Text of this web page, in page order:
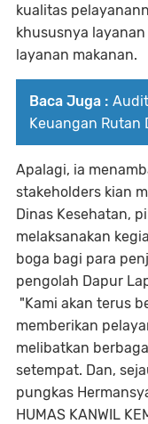
kualitas
khususnya
layanan makanan.
Baca Juga :
Keuangan Rutan
Apalagi, ia
stakeholders kian
Dinas Kesehatan,
melaksanakan
boga bagi para
pengolah Dapur
"Kami akan terus
memberikan
melibatkan
setempat. Dan,
pungkas
HUMAS KANWIL